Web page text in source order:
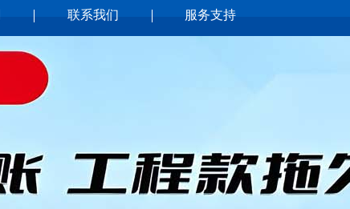
联系我们 服务支持